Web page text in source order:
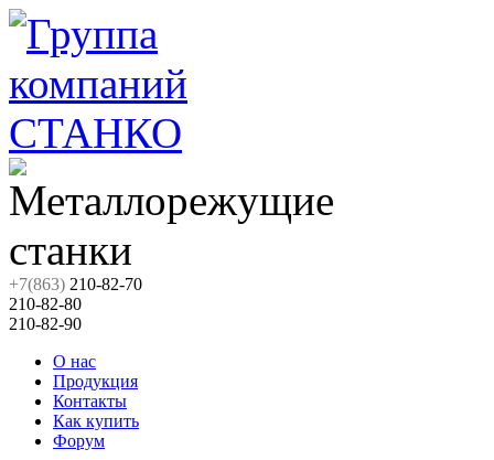
+7(863) 210-82-70
210-82-80
210-82-90
О нас
Продукция
Контакты
Как купить
Форум